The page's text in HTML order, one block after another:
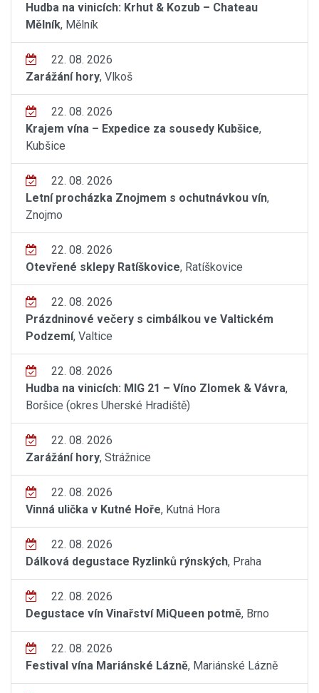
Hudba na vinicích: Krhut & Kozub – Chateau
Mělník, Mělník
22. 08. 2026
Zarážání hory, Vlkoš
22. 08. 2026
Krajem vína – Expedice za sousedy Kubšice,
Kubšice
22. 08. 2026
Letní procházka Znojmem s ochutnávkou vín,
Znojmo
22. 08. 2026
Otevřené sklepy Ratíškovice, Ratíškovice
22. 08. 2026
Prázdninové večery s cimbálkou ve Valtickém
Podzemí, Valtice
22. 08. 2026
Hudba na vinicích: MIG 21 – Víno Zlomek & Vávra,
Boršice (okres Uherské Hradiště)
22. 08. 2026
Zarážání hory, Strážnice
22. 08. 2026
Vinná ulička v Kutné Hoře, Kutná Hora
22. 08. 2026
Dálková degustace Ryzlinků rýnských, Praha
22. 08. 2026
Degustace vín Vinařství MiQueen potmě, Brno
22. 08. 2026
Festival vína Mariánské Lázně, Mariánské Lázně